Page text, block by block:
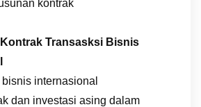
kontrak
Kontrak Transasksi Bisnis
internasional
dan investasi asing dalam